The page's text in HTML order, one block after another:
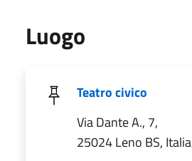
Luogo
Teatro civico
Via Dante A., 7,
25024 Leno BS, Italia